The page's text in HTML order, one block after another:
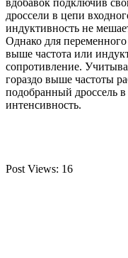
вдобавок подключив
дроссели в цепи
индуктивность не
Однако для
выше частота или
сопротивление.
гораздо выше частоты
подобранный дроссель
интенсивность.
Post Views: 16